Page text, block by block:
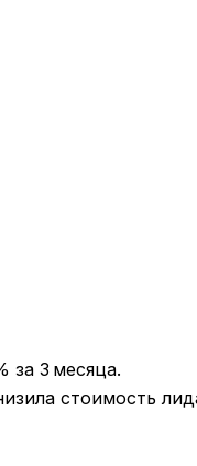
за 3 месяца.
стоимость